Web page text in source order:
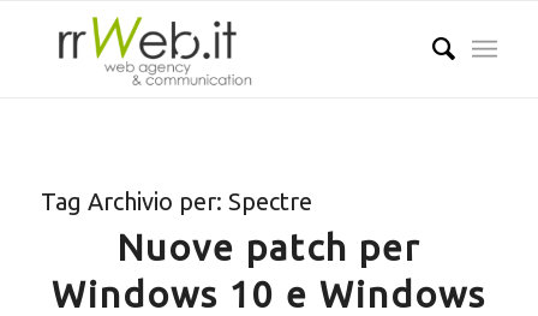
Tag Archivio per: Spectre
Nuove patch per
Windows 10 e Windows